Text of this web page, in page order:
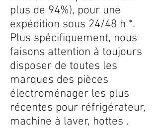
plus de 94%), pour une
expédition sous 24/48 h *.
Plus spécifiquement, nous
faisons attention à toujours
disposer de toutes les
marques des pièces
électroménager les plus
récentes pour réfrigérateur,
machine à laver, hottes .